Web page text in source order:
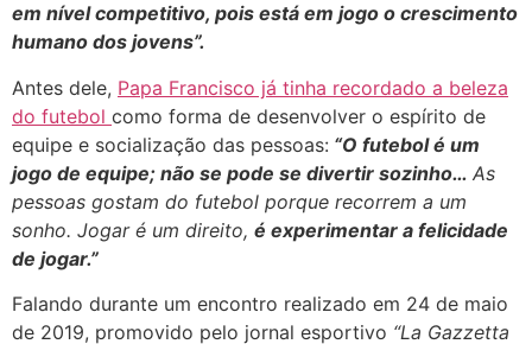
em nível competitivo, pois está em jogo o crescimento
humano dos jovens”.
Antes dele, Papa Francisco já tinha recordado a beleza
do futebol como forma de desenvolver o espírito de
equipe e socialização das pessoas: “O futebol é um
jogo de equipe; não se pode se divertir sozinho… As
pessoas gostam do futebol porque recorrem a um
sonho. Jogar é um direito, é experimentar a felicidade
de jogar.”
Falando durante um encontro realizado em 24 de maio
de 2019, promovido pelo jornal esportivo “La Gazzetta